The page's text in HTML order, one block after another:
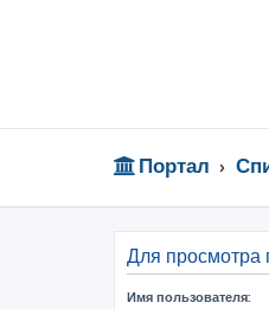
Портал
Для
Имя пользователя: